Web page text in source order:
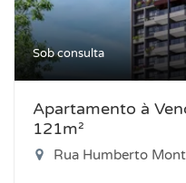
Sob consulta
Apartamento à
121m²
Rua Humberto